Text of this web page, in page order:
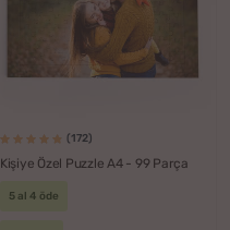
(172)
Kişiye Özel Puzzle A4 - 99 Parça
5 al 4 öde